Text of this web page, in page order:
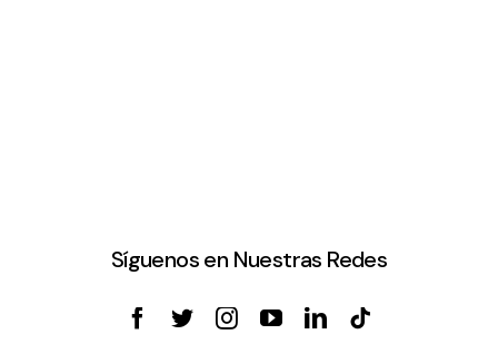
Síguenos en Nuestras Redes